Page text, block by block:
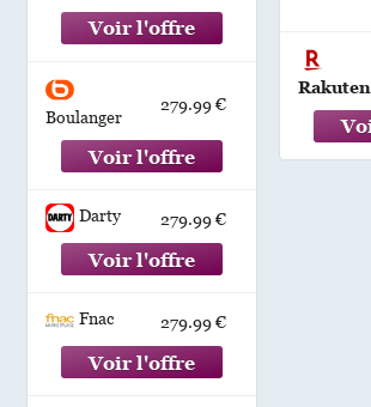
Boulanger
279.99 €
Darty 279.99 €
Fnac 279.99 €
Rakuten